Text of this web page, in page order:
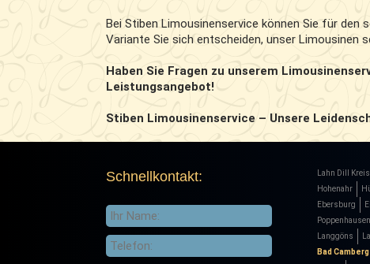
Bei Stiben Limousinenservice können Sie für den
Variante Sie sich entscheiden, unser
Haben Sie Fragen zu unserem
Leistungsangebot!
Stiben Limousinenservice – Unsere
Schnellkontakt: Lahn Dill Kreis
Hohenahr
Ebersburg
Poppenhausen
Langgöns
Bad Camberg